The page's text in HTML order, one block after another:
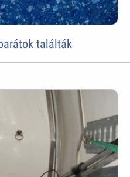
találták